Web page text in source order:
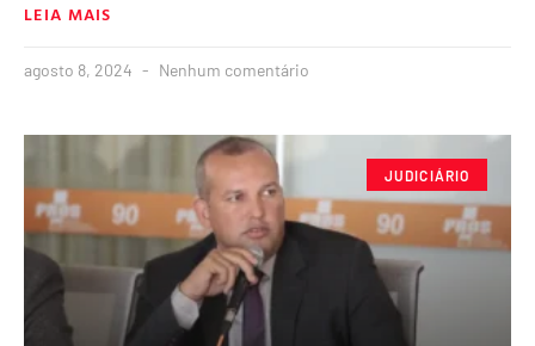
LEIA MAIS
agosto 8, 2024 Nenhum comentário
JUDICIÁRIO